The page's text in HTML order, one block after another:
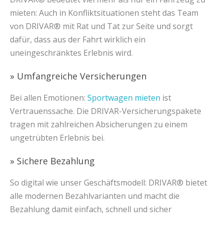
mieten: Auch in Konfliktsituationen steht das Team
von DRIVAR® mit Rat und Tat zur Seite und sorgt
dafür, dass aus der Fahrt wirklich ein
uneingeschränktes Erlebnis wird.
» Umfangreiche Versicherungen
Bei allen Emotionen: Sportwagen mieten ist
Vertrauenssache. Die DRIVAR-Versicherungspakete
tragen mit zahlreichen Absicherungen zu einem
ungetrübten Erlebnis bei.
» Sichere Bezahlung
So digital wie unser Geschäftsmodell: DRIVAR® bietet
alle modernen Bezahlvarianten und macht die
Bezahlung damit einfach, schnell und sicher